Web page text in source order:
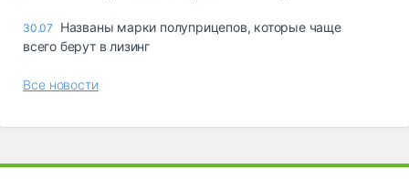
30.07
Названы марки полуприцепов, которые чаще
всего берут в лизинг
Все новости